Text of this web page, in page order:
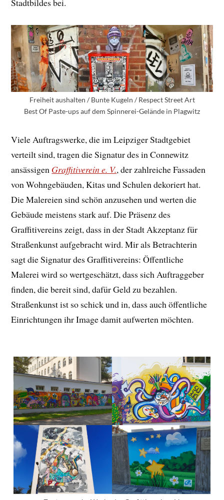
Freiheit aushalten / Bunte Kugeln / Respect Street Art
Best Of Paste-ups auf dem Spinnerei-Gelände in Plagwitz
Viele Auftragswerke, die im Leipziger Stadtgebiet
verteilt sind, tragen die Signatur des in Connewitz
ansässigen Graffitiverein e. V., der zahlreiche Fassaden
von Wohngebäuden, Kitas und Schulen dekoriert hat.
Die Malereien sind schön anzusehen und werten die
Gebäude meistens stark auf. Die Präsenz des
Graffitivereins zeigt, dass in der Stadt Akzeptanz für
Straßenkunst aufgebracht wird. Mir als Betrachterin
sagt die Signatur des Graffitivereins: Öffentliche
Malerei wird so wertgeschätzt, dass sich Auftraggeber
finden, die bereit sind, dafür Geld zu bezahlen.
Straßenkunst ist so schick und in, dass auch öffentliche
Einrichtungen ihr Image damit aufwerten möchten.